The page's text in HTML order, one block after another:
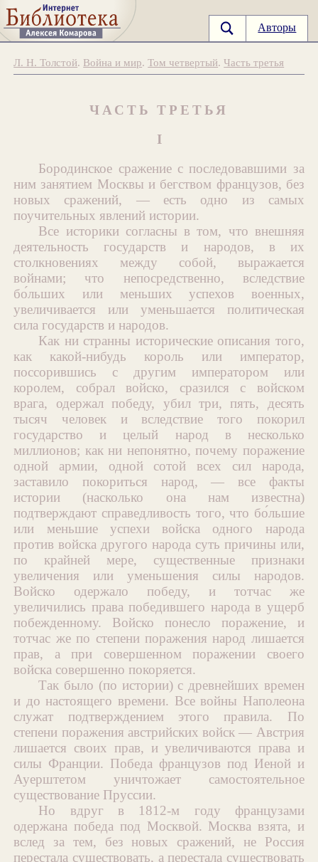
Авторы
Л. Н. Толстой. Война и мир.Том четвертый.Часть третья
ЧАСТЬ ТРЕТЬЯ
I
Бородинское сражение с последовавшими за
ним занятием Москвы и бегством французов, без
новых сражений, — есть одно из самых
поучительных явлений истории.
Все историки согласны в том, что внешняя
деятельность государств и народов, в их
столкновениях между собой, выражается
войнами; что непосредственно, вследствие
бо́льших или меньших успехов военных,
увеличивается или уменьшается политическая
сила государств и народов.
Как ни странны исторические описания того,
как какой-нибудь король или император,
поссорившись с другим императором или
королем, собрал войско, сразился с войском
врага, одержал победу, убил три, пять, десять
тысяч человек и вследствие того покорил
государство и целый народ в несколько
миллионов; как ни непонятно, почему поражение
одной армии, одной сотой всех сил народа,
заставило покориться народ, — все факты
истории (насколько она нам известна)
подтверждают справедливость того, что бо́льшие
или меньшие успехи войска одного народа
против войска другого народа суть причины или,
по крайней мере, существенные признаки
увеличения или уменьшения силы народов.
Войско одержало победу, и тотчас же
увеличились права победившего народа в ущерб
побежденному. Войско понесло поражение, и
тотчас же по степени поражения народ лишается
прав, а при совершенном поражении своего
войска совершенно покоряется.
Так было (по истории) с древнейших времен
и до настоящего времени. Все войны Наполеона
служат подтверждением этого правила. По
степени поражения австрийских войск — Австрия
лишается своих прав, и увеличиваются права и
силы Франции. Победа французов под Иеной и
Ауерштетом уничтожает самостоятельное
существование Пруссии.
Но вдруг в 1812-м году французами
одержана победа под Москвой. Москва взята, и
вслед за тем, без новых сражений, не Россия
перестала существовать, а перестала существовать